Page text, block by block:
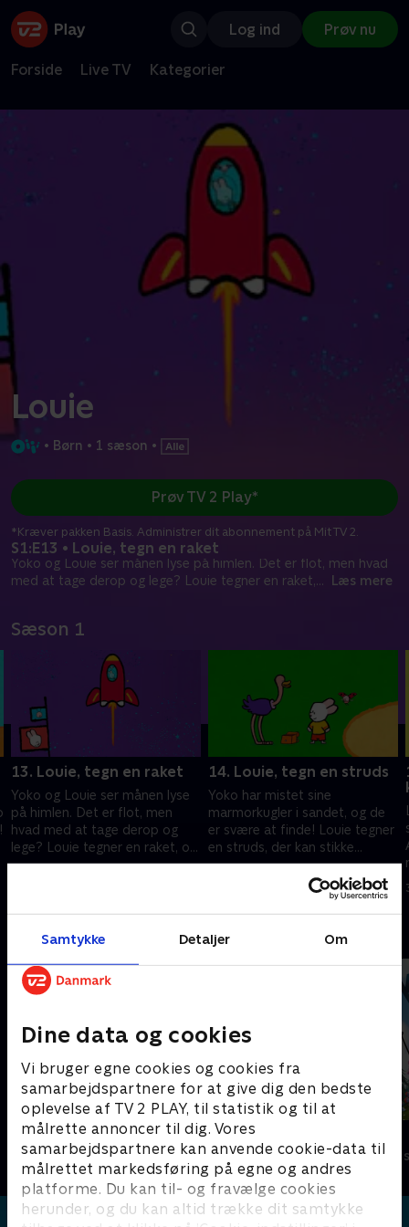
Samtykke Detaljer Om
Dine data og cookies
Vi bruger egne cookies og cookies fra
samarbejdspartnere for at give dig den bedste
oplevelse af TV 2 PLAY, til statistik og til at
målrette annoncer til dig. Vores
samarbejdspartnere kan anvende cookie-data til
målrettet markedsføring på egne og andres
platforme. Du kan til- og fravælge cookies
herunder, og du kan altid trække dit samtykke
Log ind Prøv nu
Forside Live TV Kategorier
Louie
• Børn • 1 sæson •
S1:E13 • Louie, tegn en raket
Yoko og Louie ser månen lyse på himlen. Det er flot, men hvad
med at tage derop og lege? Louie tegner en raket,... Læs mere
Prøv TV 2 Play*
*Kræver pakken Basis. Administrer dit abonnement på Mit TV 2.
Sæson 1
13. Louie, tegn en raket
Yoko og Louie ser månen lyse
på himlen. Det er flot, men
hvad med at tage derop og
lege? Louie tegner en raket, og
Louie og Yoko rejser en tur til
14. Louie, tegn en struds
Yoko har mistet sine
marmorkugler i sandet, og de
er svære at finde! Louie tegner
en struds, der kan stikke
hovedet i sandet. Den kan
nemt finde marmorkuglerne.
Andre så også
Byens Helte - alt om køretøjer
Børneserier • 1 sæsoner Børneserier • 3